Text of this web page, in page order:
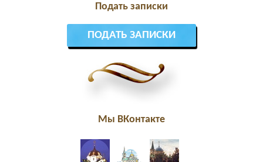
Подать записки
ПОДАТЬ ЗАПИСКИ
Мы ВКонтакте